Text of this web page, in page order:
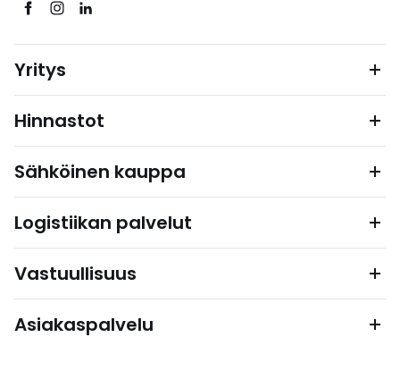
Yritys
Hinnastot
Sähköinen kauppa
Logistiikan palvelut
Vastuullisuus
Asiakaspalvelu